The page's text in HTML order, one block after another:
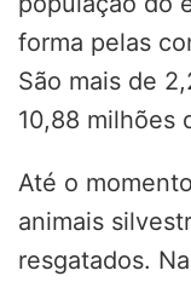
forma pelas
São mais de
10,88 milhões
Até o
animais
resgatados.